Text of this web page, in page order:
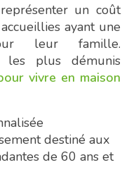
un coût
ayant une
leur famille.
les plus démunis
vivre en maison
destiné aux
de 60 ans et